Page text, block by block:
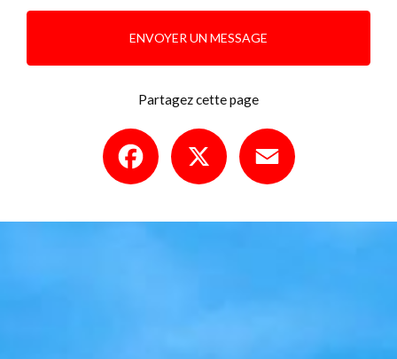
ENVOYER UN MESSAGE
Partagez cette page
Facebook